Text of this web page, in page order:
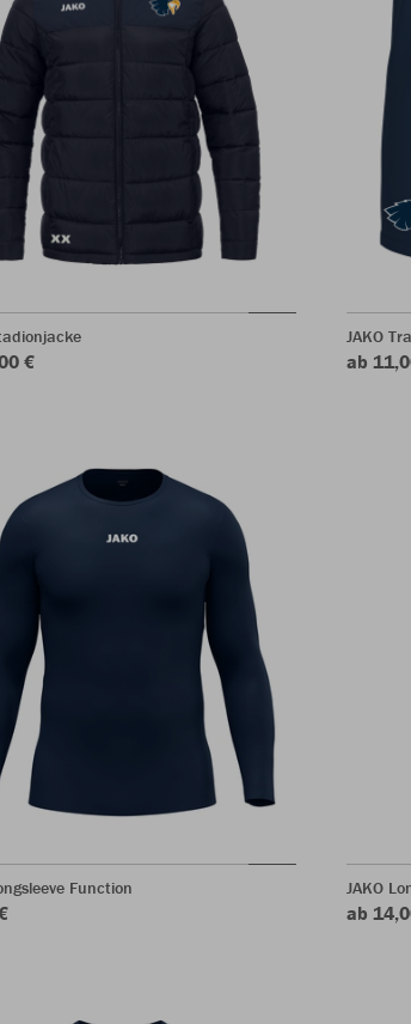
€
JAKO
ab
Function JAKO
ab